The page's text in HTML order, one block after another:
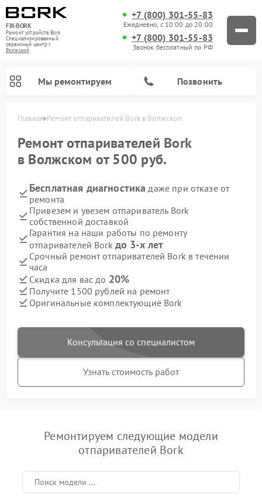
FIX-BORK
Ремонт устройств Bork
Специализированный
cервисный центр г.
Волжский
+7 (800) 301-55-83
Ежедневно, с 10:00 до 20:00
+7 (800) 301-55-83
Звонок бесплатный по РФ
Мы ремонтируем Позвонить
Главная Ремонт отпаривателей Bork в Волжском
Ремонт отпаривателей Bork
в Волжском от 500 руб.
Бесплатная диагностика даже при отказе от
ремонта
Привезем и увезем отпариватель Bork
собственной доставкой
Гарантия на наши работы по ремонту
отпаривателей Bork до 3-х лет
Срочный ремонт отпаривателей Bork в течении
часа
Скидка для вас до 20%
Получите 1500 рублей на ремонт
Оригинальные комплектующие Bork
Консультация со специалистом
Узнать стоимость работ
Ремонтируем следующие модели
отпаривателей Bork